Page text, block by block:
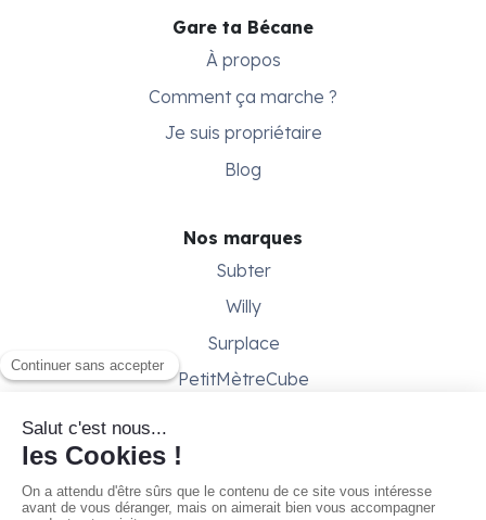
Gare ta Bécane
À propos
Comment ça marche ?
Je suis propriétaire
Blog
Nos marques
Subter
Willy
Surplace
PetitMètreCube
Besoin d'aide ?